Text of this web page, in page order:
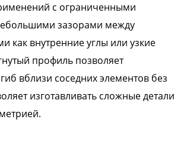
с ограниченными
зазорами между
как внутренние углы или узкие
профиль позволяет
вблизи соседних элементов без
изготавливать сложные детали